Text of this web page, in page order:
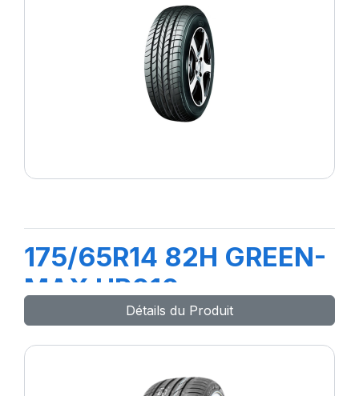
175/65R14 82H GREEN-
MAX HP010
Détails du Produit